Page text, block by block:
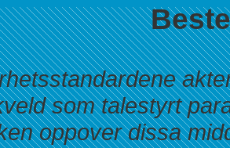
som talestyrt
oppover dissa